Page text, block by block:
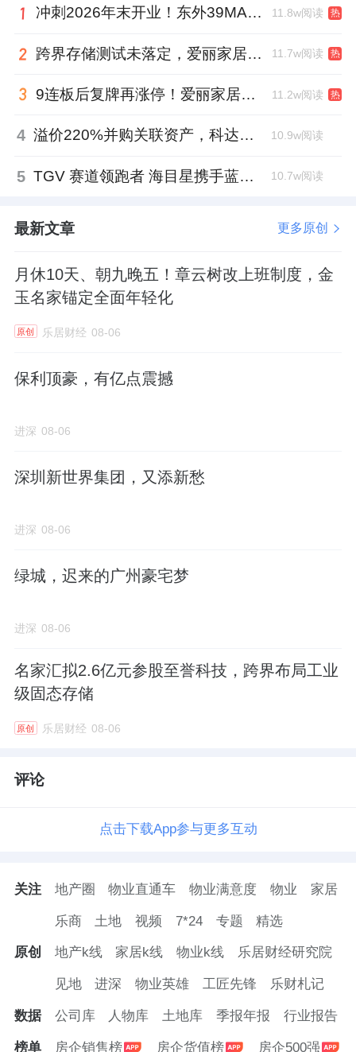
冲刺2026年末开业！东外39MALL全球招商启幕，重构东直门商圈格局 11.8w阅读 热
跨界存储测试未落定，爱丽家居复牌前自揭多重风险 11.7w阅读 热
9连板后复牌再涨停！爱丽家居市盈率318倍，跨界收购案尚未落地 11.2w阅读 热
4 溢价220%并购关联资产，科达制造近75亿元重组被否 10.9w阅读
5 TGV 赛道领跑者 海目星携手蓝思科技掘金先进封装 10.7w阅读
最新文章 更多原创
月休10天、朝九晚五！章云树改上班制度，金
玉名家锚定全面年轻化
原创 乐居财经 08-06
保利顶豪，有亿点震撼
进深 08-06
深圳新世界集团，又添新愁
进深 08-06
绿城，迟来的广州豪宅梦
进深 08-06
名家汇拟2.6亿元参股至誉科技，跨界布局工业
级固态存储
原创 乐居财经 08-06
评论
点击下载App参与更多互动
关注 地产圈 物业直通车 物业满意度 物业 家居
乐商 土地 视频 7*24 专题 精选
原创 地产k线 家居k线 物业k线 乐居财经研究院
见地 进深 物业英雄 工匠先锋 乐财札记
数据 公司库 人物库 土地库 季报年报 行业报告
榜单 房企销售榜 房企货值榜 房企500强